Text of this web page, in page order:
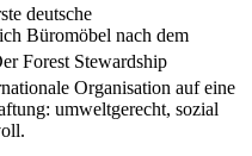
deutsche
Büromöbel nach dem
Forest Stewardship
Organisation auf eine
umweltgerecht, sozial